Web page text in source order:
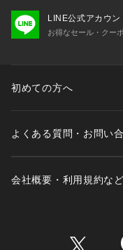
LINE公式アカウン
お得なセール・クー
初めての方へ
よくある質問・お問い
会社概要・利用規約など